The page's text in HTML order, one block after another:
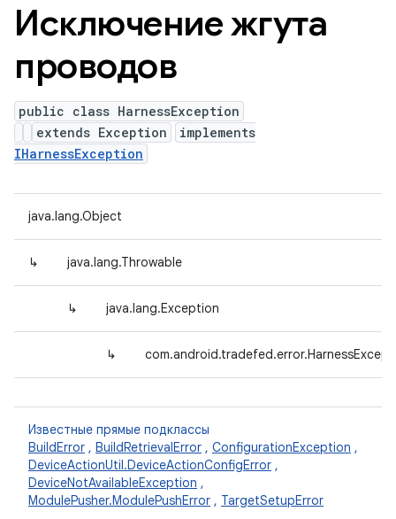
Исключение жгута
проводов
public class HarnessException
extends Exception
implements
IHarnessException
java.lang.Object
↳ java.lang.Throwable
↳ java.lang.Exception
↳
Известные прямые подклассы
BuildError , BuildRetrievalError , ConfigurationException ,
DeviceActionUtil.DeviceActionConfigError ,
DeviceNotAvailableException ,
ModulePusher.ModulePushError , TargetSetupError